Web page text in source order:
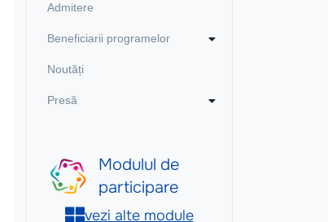
Admitere
Beneficiarii programelor
Noutăți
Presă